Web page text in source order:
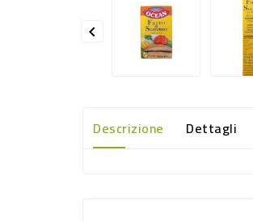

Descrizione Dettagli